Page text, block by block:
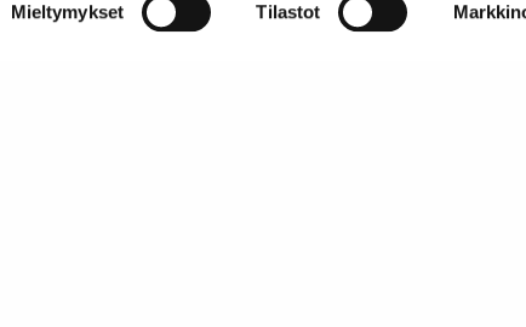
Mieltymykset Tilastot